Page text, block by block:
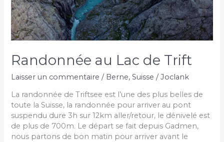
Randonnée au Lac de Trift
Laisser un commentaire / Berne,Suisse /Joclank
La randonnée de Triftsee est l’une des plus belles de
toute la Suisse, la randonnée pour arriver au pont
suspendu dure 3h sur 12km aller/retour, le dénivelé est
de plus de 700m. Le départ se fait depuis Gadmen,
nous partons de bon matin pour arriver avant le